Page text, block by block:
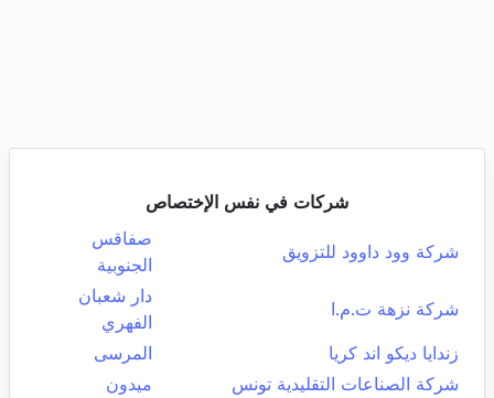
شركات في نفس الإختصاص
شركة وود داوود للتزويق
صفاقس
الجنوبية
شركة نزهة ت.م.ا
دار شعبان
الفهري
زندايا ديكو اند كريا
المرسى
شركة الصناعات التقليدية تونس
ميدون